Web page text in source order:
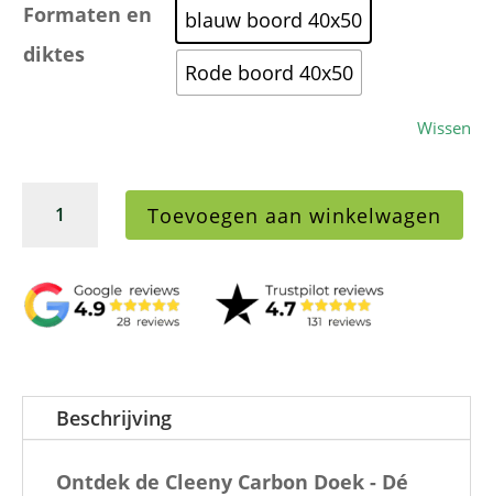
Formaten en
diktes
blauw boord 40x50
Rode boord 40x50
Wissen
Microvezeldoek
glasdoek
40x50cm
blauw
aantal
Toevoegen aan winkelwagen
Beschrijving
Ontdek de Cleeny Carbon Doek - Dé